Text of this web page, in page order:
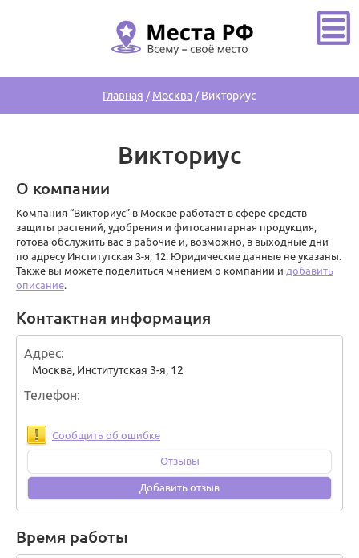
Главная /Москва /Викториус
Викториус
О компании
Компания “Викториус” в Москве работает в сфере средств
защиты растений, удобрения и фитосанитарная продукция,
готова обслужить вас в рабочие и, возможно, в выходные дни
по адресу Институтская 3-я, 12. Юридические данные не указаны.
Также вы можете поделиться мнением о компании и добавить
описание.
Контактная информация
Адрес
Москва, Институтская 3-я, 12
Телефон
Сообщить об ошибке
Отзывы
Добавить отзыв
Время работы